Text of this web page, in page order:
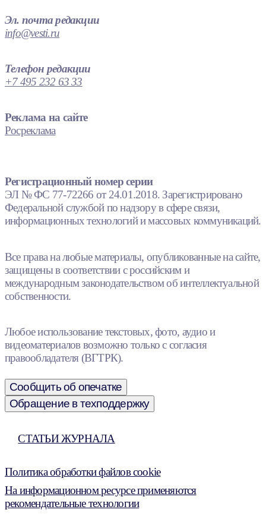
Эл. почта редакции
info@vesti.ru
Телефон редакции
+7 495 232 63 33
Реклама на сайте
Росреклама
Регистрационный номер серии
ЭЛ № ФС 77-72266 от 24.01.2018. Зарегистрировано
Федеральной службой по надзору в сфере связи,
информационных технологий и массовых коммуникаций.
Все права на любые материалы, опубликованные на сайте,
защищены в соответствии с российским и
международным законодательством об интеллектуальной
собственности.
Любое использование текстовых, фото, аудио и
видеоматериалов возможно только с согласия
правообладателя (ВГТРК).
Сообщить об опечатке
Обращение в техподдержку
СТАТЬИ ЖУРНАЛА
Политика обработки файлов cookie
На информационном ресурсе применяются
рекомендательные технологии